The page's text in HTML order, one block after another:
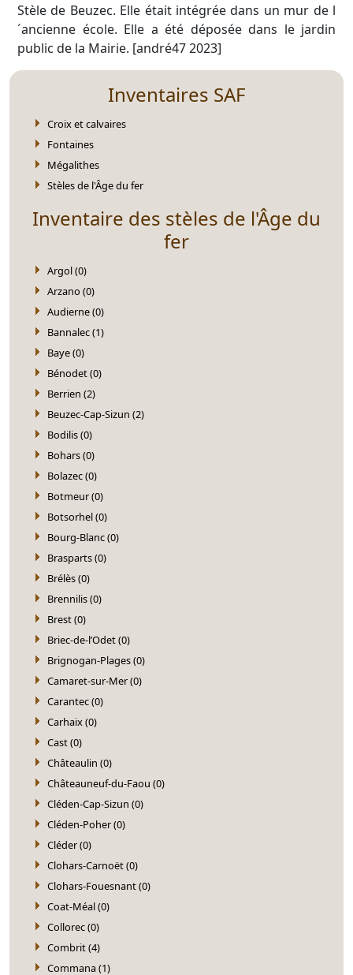
Stèle de Beuzec. Elle était intégrée dans un mur de l
´ancienne école. Elle a été déposée dans le jardin
public de la Mairie. [andré47 2023]
Inventaires SAF
Croix et calvaires
Fontaines
Mégalithes
Stèles de l'Âge du fer
Inventaire des stèles de l'Âge du
fer
Argol (0)
Arzano (0)
Audierne (0)
Bannalec (1)
Baye (0)
Bénodet (0)
Berrien (2)
Beuzec-Cap-Sizun (2)
Bodilis (0)
Bohars (0)
Bolazec (0)
Botmeur (0)
Botsorhel (0)
Bourg-Blanc (0)
Brasparts (0)
Brélès (0)
Brennilis (0)
Brest (0)
Briec-de-l’Odet (0)
Brignogan-Plages (0)
Camaret-sur-Mer (0)
Carantec (0)
Carhaix (0)
Cast (0)
Châteaulin (0)
Châteauneuf-du-Faou (0)
Cléden-Cap-Sizun (0)
Cléden-Poher (0)
Cléder (0)
Clohars-Carnoët (0)
Clohars-Fouesnant (0)
Coat-Méal (0)
Collorec (0)
Combrit (4)
Commana (1)